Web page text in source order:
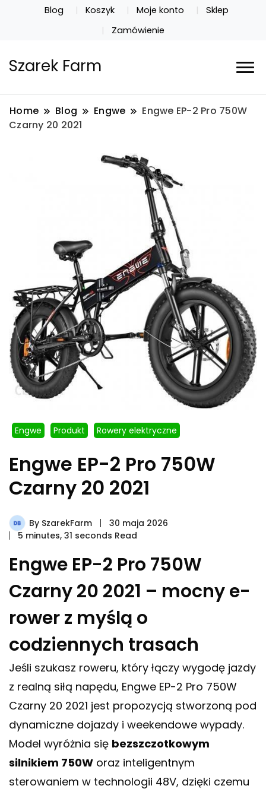
Blog Koszyk Moje konto
Sklep
Zamówienie
Szarek Farm
Home Blog Engwe
Engwe EP-2 Pro 750W
Czarny 20 2021
Engwe Produkt Rowery elektryczne
Engwe EP-2 Pro 750W
Czarny 20 2021
By SzarekFarm
30 maja 2026
5 minutes, 31 seconds Read
Engwe EP-2 Pro 750W
Czarny 20 2021 – mocny e-
rower z myślą o
codziennych trasach
Jeśli szukasz roweru, który łączy wygodę jazdy
z realną siłą napędu, Engwe EP-2 Pro 750W
Czarny 20 2021 jest propozycją stworzoną pod
dynamiczne dojazdy i weekendowe wypady.
Model wyróżnia się bezszczotkowym
silnikiem 750W oraz inteligentnym
sterowaniem w technologii 48V, dzięki czemu